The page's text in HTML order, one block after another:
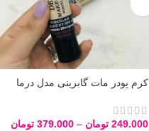
کرم پودر مات گابرینی مدل درما
249.000 تومان –
379.000 تومان